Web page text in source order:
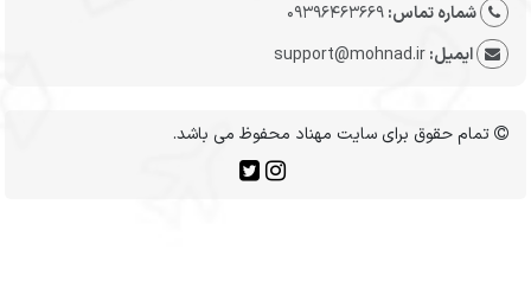
شماره تماس:09396463669
ایمیل:support@mohnad.ir
تمام حقوق برای سایت مهناد محفوظ می باشد.